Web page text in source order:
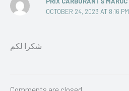
OCTOBER 24, 2023 AT 8:16 PM
شكرا لكم